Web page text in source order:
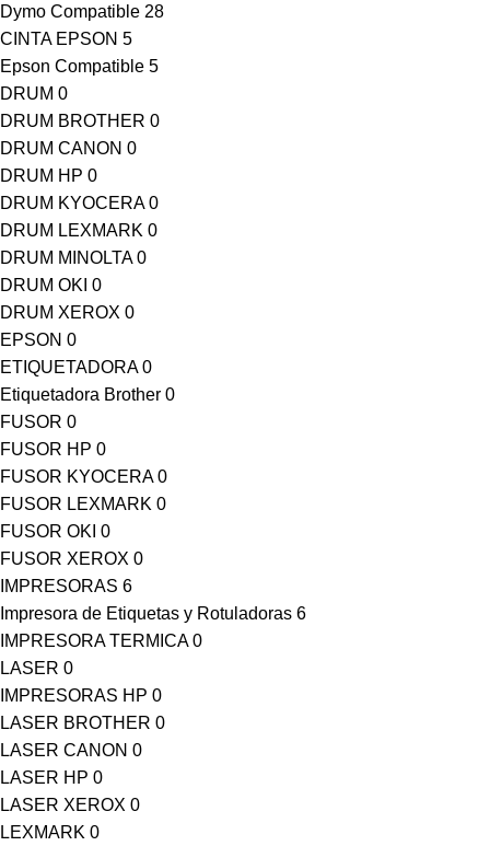
Dymo Compatible 28
CINTA EPSON 5
Epson Compatible 5
DRUM 0
DRUM BROTHER 0
DRUM CANON 0
DRUM HP 0
DRUM KYOCERA 0
DRUM LEXMARK 0
DRUM MINOLTA 0
DRUM OKI 0
DRUM XEROX 0
EPSON 0
ETIQUETADORA 0
Etiquetadora Brother 0
FUSOR 0
FUSOR HP 0
FUSOR KYOCERA 0
FUSOR LEXMARK 0
FUSOR OKI 0
FUSOR XEROX 0
IMPRESORAS 6
Impresora de Etiquetas y Rotuladoras 6
IMPRESORA TERMICA 0
LASER 0
IMPRESORAS HP 0
LASER BROTHER 0
LASER CANON 0
LASER HP 0
LASER XEROX 0
LEXMARK 0